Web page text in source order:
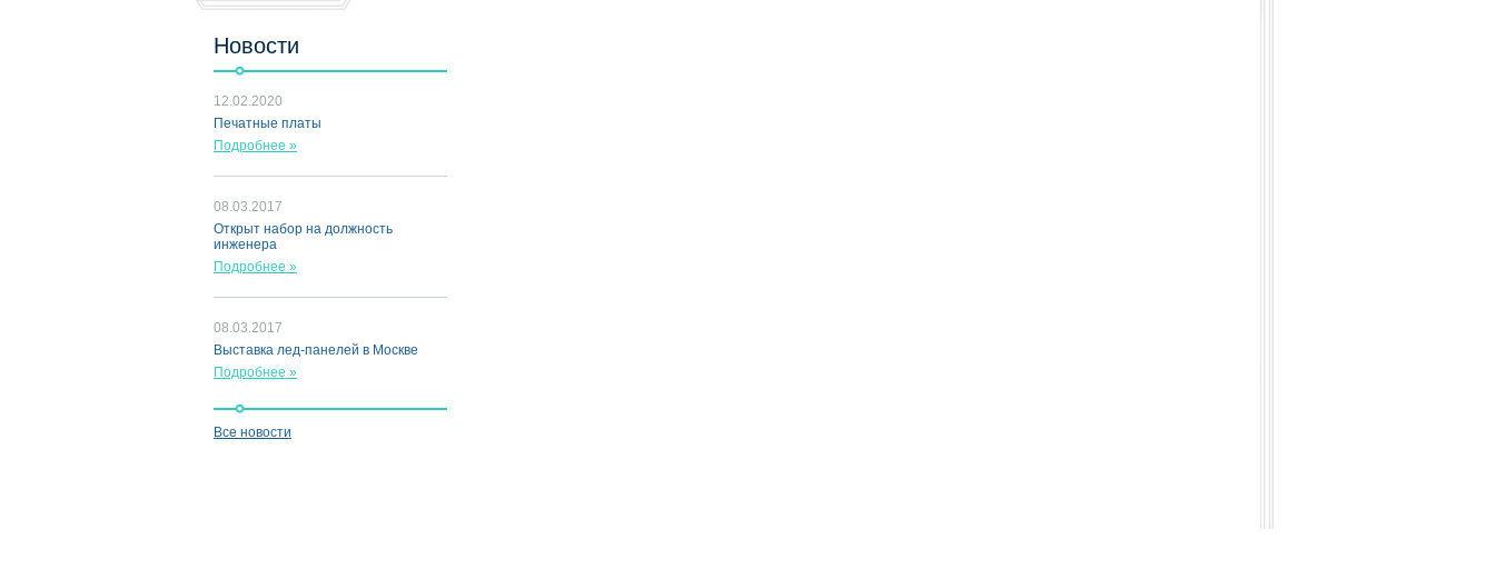
Новости
12.02.2020
Печатные платы
Подробнее »
08.03.2017
Открыт набор на должность
инженера
Подробнее »
08.03.2017
Выставка лед-панелей в Москве
Подробнее »
Все новости